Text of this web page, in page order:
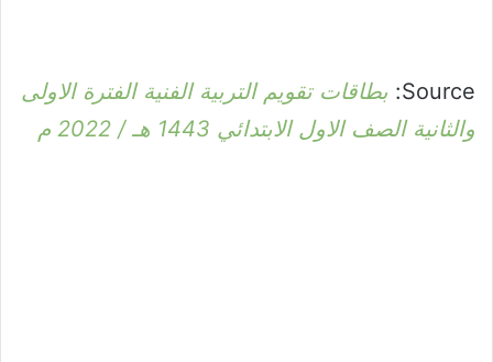
Source: بطاقات تقويم التربية الفنية الفترة الاولى
والثانية الصف الاول الابتدائي 1443 هـ / 2022 م